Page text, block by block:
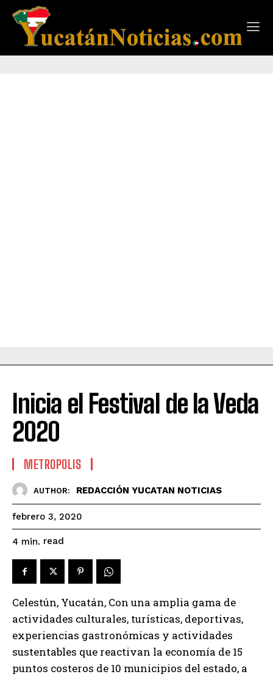
Inicia el Festival de la Veda
2020
METROPOLIS
AUTHOR: REDACCIÓN YUCATAN NOTICIAS
febrero 3, 2020
4 min. read
Celestún, Yucatán, Con una amplia gama de
actividades culturales, turísticas, deportivas,
experiencias gastronómicas y actividades
sustentables que reactivan la economía de 15
puntos costeros de 10 municipios del estado, a